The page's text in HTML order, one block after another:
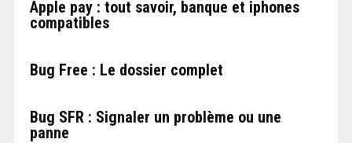
Apple pay : tout savoir, banque et iphones
compatibles
Bug Free : Le dossier complet
Bug SFR : Signaler un problème ou une
panne